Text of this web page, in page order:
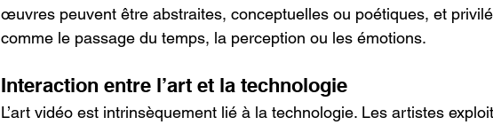
œuvres peuvent être abstraites, conceptuelles ou poétiques, et
comme le passage du temps, la perception ou les émotions.
Interaction entre l’art et la technologie
L’art vidéo est intrinsèquement lié à la technologie. Les artistes